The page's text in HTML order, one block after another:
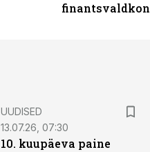
UUDISED
13.07.26, 07:30
10. kuupäeva paine